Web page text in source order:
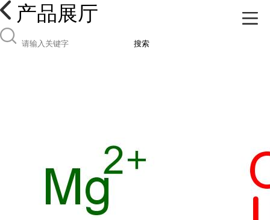
产品展厅
搜索